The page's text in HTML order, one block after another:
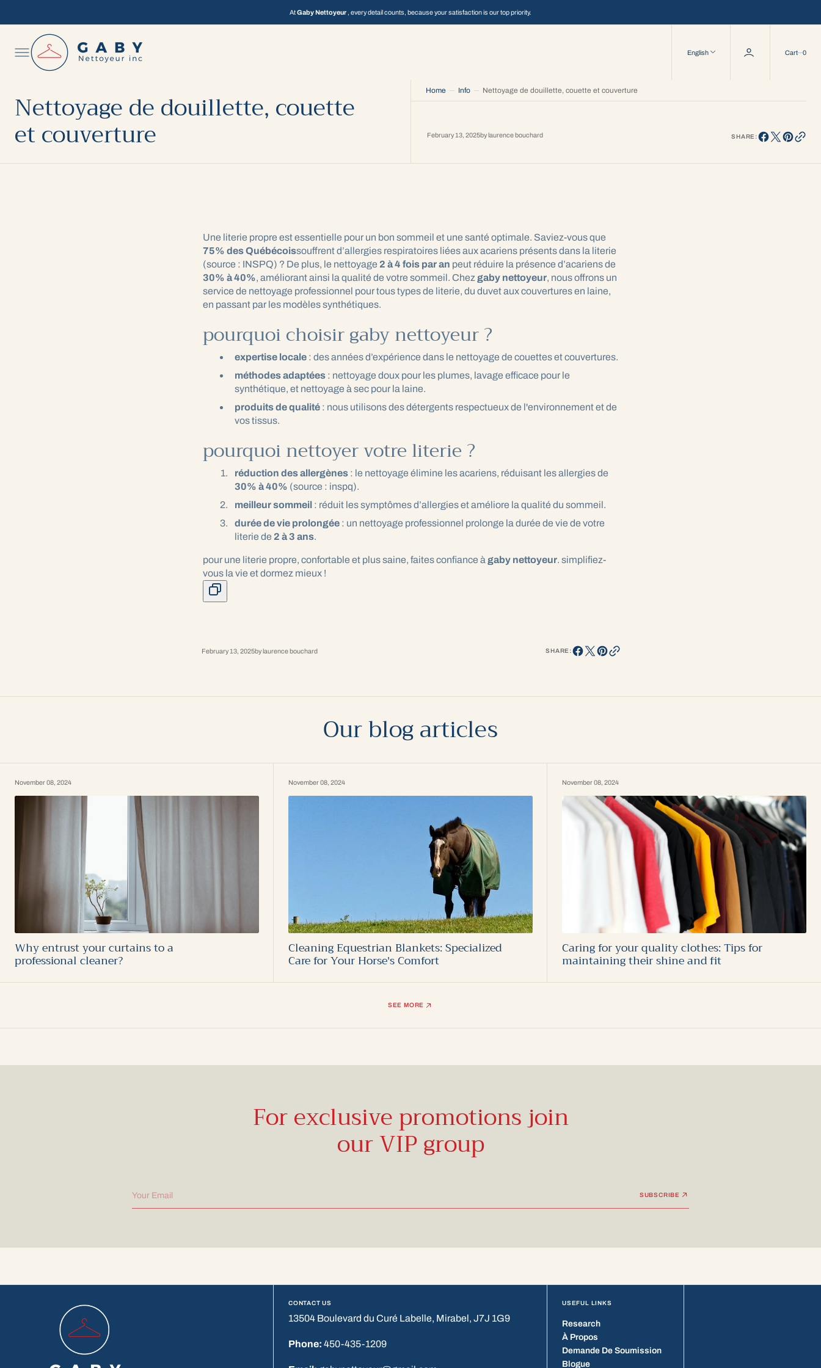
AtGaby Nettoyeur , every detail counts, because your satisfaction is our top priority.
English Cart 00
Nettoyage de douillette, couette
et couverture
Home Info Nettoyage de douillette, couette et couverture
February 13, 2025by laurence bouchard SHARE:
Une literie propre est essentielle pour un bon sommeil et une santé optimale. Saviez-vous que
75% des Québécoissouffrent d’allergies respiratoires liées aux acariens présents dans la literie
(source : INSPQ) ? De plus, le nettoyage 2 à 4 fois par an peut réduire la présence d’acariens de
30% à 40%, améliorant ainsi la qualité de votre sommeil. Chez gaby nettoyeur, nous offrons un
service de nettoyage professionnel pour tous types de literie, du duvet aux couvertures en laine,
en passant par les modèles synthétiques.
pourquoi choisir gaby nettoyeur ?
expertise locale : des années d’expérience dans le nettoyage de couettes et couvertures.
méthodes adaptées : nettoyage doux pour les plumes, lavage efficace pour le
synthétique, et nettoyage à sec pour la laine.
produits de qualité : nous utilisons des détergents respectueux de l'environnement et de
vos tissus.
pourquoi nettoyer votre literie ?
réduction des allergènes : le nettoyage élimine les acariens, réduisant les allergies de
30% à 40% (source : inspq).
meilleur sommeil : réduit les symptômes d’allergies et améliore la qualité du sommeil.
durée de vie prolongée : un nettoyage professionnel prolonge la durée de vie de votre
literie de 2 à 3 ans.
pour une literie propre, confortable et plus saine, faites confiance à gaby nettoyeur. simplifiez-
vous la vie et dormez mieux !
February 13, 2025by laurence bouchard SHARE:
Our blog articles
November 08, 2024
Why entrust your curtains to a
professional cleaner?
November 08, 2024
Cleaning Equestrian Blankets: Specialized
Care for Your Horse's Comfort
November 08, 2024
Caring for your quality clothes: Tips for
maintaining their shine and fit
SEE MORE
For exclusive promotions join
our VIP group
Your Email SUBSCRIBE
CONTACT US
13504 Boulevard du Curé Labelle, Mirabel, J7J 1G9
Phone: 450-435-1209
USEFUL LINKS
Research
À Propos
Demande De Soumission
Blogue